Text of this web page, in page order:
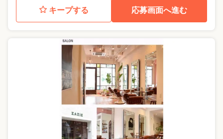
キープする 応募画面へ進む